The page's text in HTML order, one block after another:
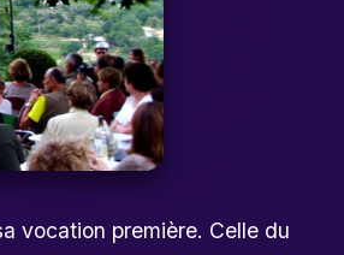
vocation première. Celle du